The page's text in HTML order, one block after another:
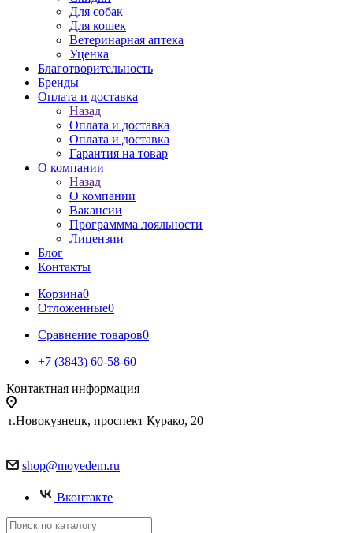
Для собак
Для кошек
Ветеринарная аптека
Уценка
Благотворительность
Бренды
Оплата и доставка
Назад
Оплата и доставка
Оплата и доставка
Гарантия на товар
О компании
Назад
О компании
Вакансии
Программма лояльности
Лицензии
Блог
Контакты
Корзина0
Отложенные0
Сравнение товаров0
+7 (3843) 60-58-60
Контактная информация
г.Новокузнецк, проспект Курако, 20
shop@moyedem.ru
Вконтакте